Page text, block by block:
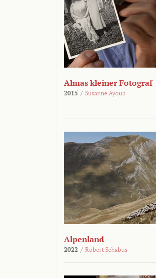
Almas kleiner Fotograf
2015 / Susanne Ayoub
Alpenland
2022 / Robert Schabus